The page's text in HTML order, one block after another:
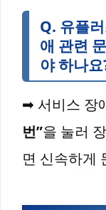
Q. 유플
애 관련
야 하나요
➡ 서비스 장
번”을 눌러
면 신속하게